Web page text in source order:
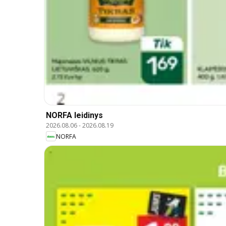
NORFA leidinys
2026.08.06-2026.08.19
NORFA